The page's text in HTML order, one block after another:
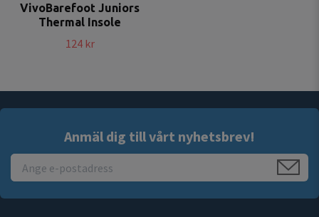
VivoBarefoot Juniors
Thermal Insole
124 kr
Anmäl dig till vårt nyhetsbrev!